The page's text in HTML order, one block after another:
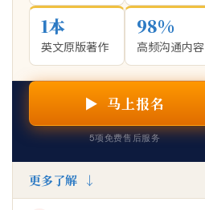
1本
英文原版著作
98%
高频沟通内容
▶ 马上报名
5项免费售后服务
更多了解 ↓